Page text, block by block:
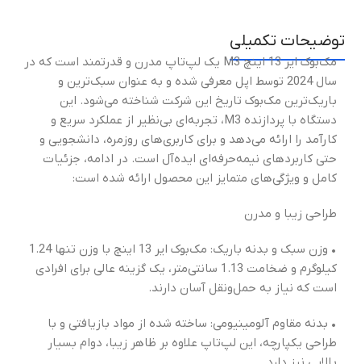
توضیحات تکمیلی
مک‌بوک ایر 13 اینچ M3 یک لپ‌تاپ مدرن و قدرتمند است که در
سال 2024 توسط اپل معرفی شده و به عنوان سبک‌ترین و
باریک‌ترین مک‌بوک تاریخ این شرکت شناخته می‌شود. این
دستگاه با پردازنده M3، تجربه‌ای بی‌نظیر از عملکرد سریع و
کارآمد را ارائه می‌دهد و برای کاربری‌های روزمره، دانشجویی و
حتی کاربردهای نیمه‌حرفه‌ای ایده‌آل است. در ادامه، جزئیات
کامل و ویژگی‌های متمایز این محصول ارائه شده است:
طراحی زیبا و مدرن
• وزن سبک و بدنه باریک: مک‌بوک ایر 13 اینچ با وزن تنها 1.24
کیلوگرم و ضخامت 1.13 سانتی‌متر، یک گزینه عالی برای افرادی
است که نیاز به حمل‌ونقل آسان دارند.
• بدنه مقاوم آلومینیومی: ساخته شده از مواد بازیافتی و با
طراحی یکپارچه، این لپ‌تاپ علاوه بر ظاهر زیبا، دوام بسیار